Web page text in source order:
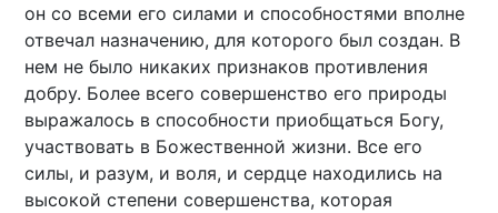
он со всеми его силами и способностями вполне
отвечал назначению, для которого был создан. В
нем не было никаких признаков противления
добру. Более всего совершенство его природы
выражалось в способности приобщаться Богу,
участвовать в Божественной жизни. Все его
силы, и разум, и воля, и сердце находились на
высокой степени совершенства, которая